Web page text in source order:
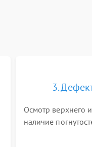
3.
Осмотр верхнего
наличие
остроты режущих